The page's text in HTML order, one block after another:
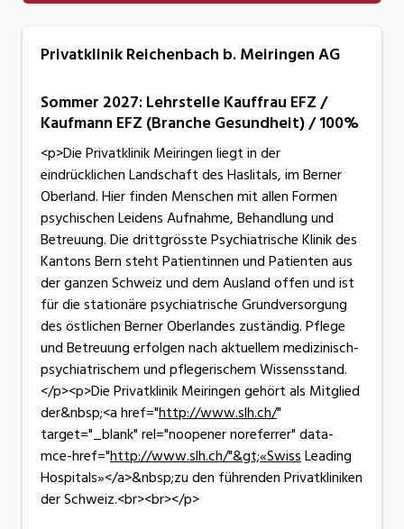
Privatklinik Reichenbach b. Meiringen AG
Sommer 2027: Lehrstelle Kauffrau EFZ /
Kaufmann EFZ (Branche Gesundheit) / 100%
<p>Die Privatklinik Meiringen liegt in der
eindrücklichen Landschaft des Haslitals, im Berner
Oberland. Hier finden Menschen mit allen Formen
psychischen Leidens Aufnahme, Behandlung und
Betreuung. Die drittgrösste Psychiatrische Klinik des
Kantons Bern steht Patientinnen und Patienten aus
der ganzen Schweiz und dem Ausland offen und ist
für die stationäre psychiatrische Grundversorgung
des östlichen Berner Oberlandes zuständig. Pflege
und Betreuung erfolgen nach aktuellem medizinisch-
psychiatrischem und pflegerischem Wissensstand.
</p><p>Die Privatklinik Meiringen gehört als Mitglied
der&nbsp;<a href="http://www.slh.ch/"
target="_blank" rel="noopener noreferrer" data-
mce-href="http://www.slh.ch/"&gt;«SwissLeading
Hospitals»</a>&nbsp;zu den führenden Privatkliniken
der Schweiz.<br><br></p>